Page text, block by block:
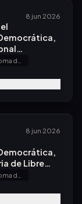
8 jun 2026
y
Justicia
Ingreso, por
8 jun 2026
de Libre
de 30 de
de